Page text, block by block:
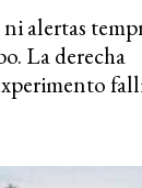
alertas
La derecha